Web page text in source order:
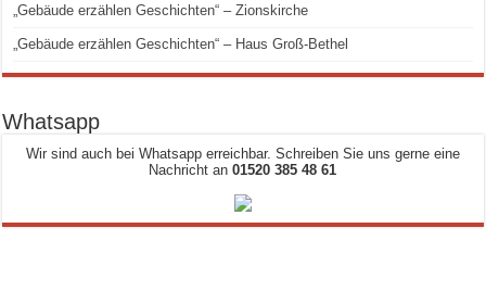
„Gebäude erzählen Geschichten“ – Zionskirche
„Gebäude erzählen Geschichten“ – Haus Groß-Bethel
Whatsapp
Wir sind auch bei Whatsapp erreichbar. Schreiben Sie uns gerne eine
Nachricht an01520 385 48 61